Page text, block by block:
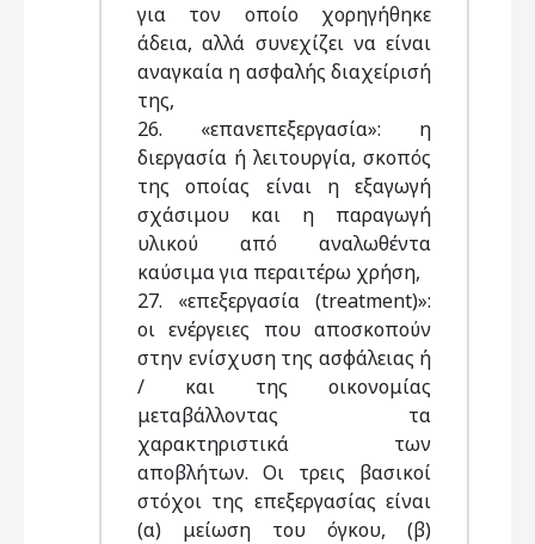
για τον οποίο χορηγήθηκε
άδεια, αλλά συνεχίζει να είναι
αναγκαία η ασφαλής διαχείρισή
της,
26. «επανεπεξεργασία»: η
διεργασία ή λειτουργία, σκοπός
της οποίας είναι η εξαγωγή
σχάσιμου και η παραγωγή
υλικού από αναλωθέντα
καύσιμα για περαιτέρω χρήση,
27. «επεξεργασία (treatment)»:
οι ενέργειες που αποσκοπούν
στην ενίσχυση της ασφάλειας ή
/ και της οικονομίας
μεταβάλλοντας τα
χαρακτηριστικά των
αποβλήτων. Οι τρεις βασικοί
στόχοι της επεξεργασίας είναι
(α) μείωση του όγκου, (β)